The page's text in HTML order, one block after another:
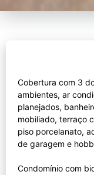
Cobertura com 3
ambientes, ar
planejados,
mobiliado, terraço
piso porcelanato,
de garagem e
Condomínio com